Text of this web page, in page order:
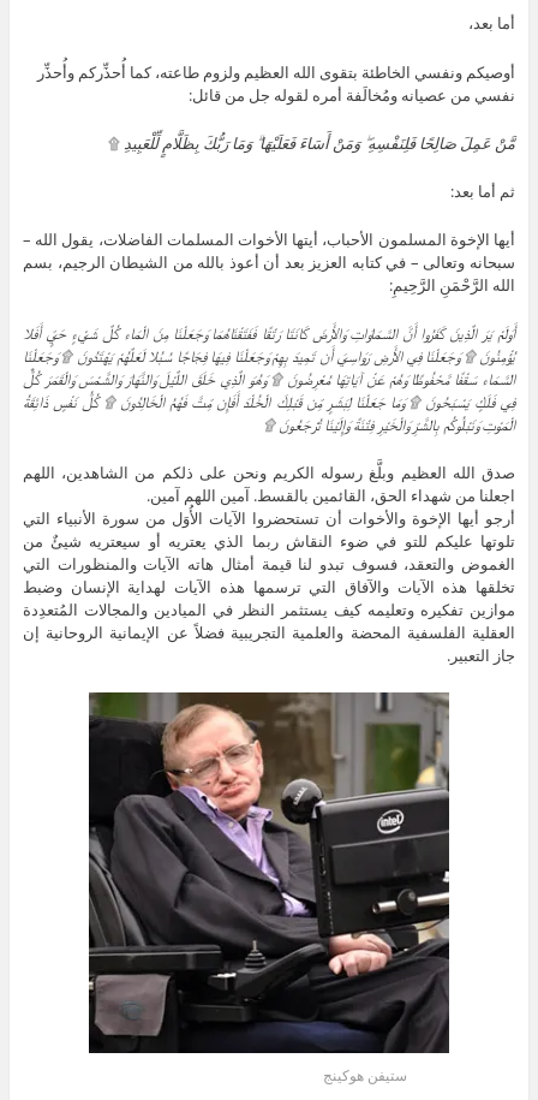
أما بعد،
أوصيكم ونفسي الخاطئة بتقوى الله العظيم ولزوم طاعته، كما أُحذِّركم وأُحذِّر
نفسي من عصيانه ومُخالَفة أمره لقوله جل من قائل:
مَّنْ عَمِلَ صَالِحًا فَلِنَفْسِهِ ۖ وَمَنْ أَسَاءَ فَعَلَيْهَا ۗ وَمَا رَبُّكَ بِظَلَّامٍ لِّلْعَبِيدِ ۩
ثم أما بعد:
أيها الإخوة المسلمون الأحباب، أيتها الأخوات المسلمات الفاضلات، يقول الله –
سبحانه وتعالى – في كتابه العزيز بعد أن أعوذ بالله من الشيطان الرجيم، بسم
الله الرَّحْمَنِ الرَّحِيمِ:
أَوَلَمْ يَرَ الَّذِينَ كَفَرُوا أَنَّ السَّمَاوَاتِ وَالأَرْضَ كَانَتَا رَتْقًا فَفَتَقْنَاهُمَا وَجَعَلْنَا مِنَ الْمَاء كُلَّ شَيْءٍ حَيٍّ أَفَلا
يُؤْمِنُونَ ۩ وَجَعَلْنَا فِي الأَرْضِ رَوَاسِيَ أَن تَمِيدَ بِهِمْ وَجَعَلْنَا فِيهَا فِجَاجًا سُبُلا لَعَلَّهُمْ يَهْتَدُونَ ۩ وَجَعَلْنَا
السَّمَاء سَقْفًا مَّحْفُوظًا وَهُمْ عَنْ آيَاتِهَا مُعْرِضُونَ ۩ وَهُوَ الَّذِي خَلَقَ اللَّيْلَ وَالنَّهَارَ وَالشَّمْسَ وَالْقَمَرَ كُلٌّ
فِي فَلَكٍ يَسْبَحُونَ ۩ وَمَا جَعَلْنَا لِبَشَرٍ مِّن قَبْلِكَ الْخُلْدَ أَفَإِن مِّتَّ فَهُمُ الْخَالِدُونَ ۩ كُلُّ نَفْسٍ ذَائِقَةُ
الْمَوْتِ وَنَبْلُوكُم بِالشَّرِّ وَالْخَيْرِ فِتْنَةً وَإِلَيْنَا تُرْجَعُونَ ۩
صدق الله العظيم وبلَّغ رسوله الكريم ونحن على ذلكم من الشاهدين، اللهم
اجعلنا من شهداء الحق، القائمين بالقسط. آمين اللهم آمين.
أرجو أيها الإخوة والأخوات أن تستحضروا الآيات الأُوَل من سورة الأنبياء التي
تلوتها عليكم للتو في ضوء النقاش ربما الذي يعتريه أو سيعتريه شيئٌ من
الغموض والتعقد، فسوف تبدو لنا قيمة أمثال هاته الآيات والمنظورات التي
تخلقها هذه الآيات والآفاق التي ترسمها هذه الآيات لهداية الإنسان وضبط
موازين تفكيره وتعليمه كيف يستثمر النظر في الميادين والمجالات المُتعدِدة
العقلية الفلسفية المحضة والعلمية التجريبية فضلاً عن الإيمانية الروحانية إن
جاز التعبير.
ستيفن هوكينج